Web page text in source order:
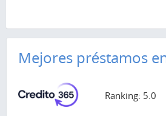
Mejores préstamos
Ranking: 5.0